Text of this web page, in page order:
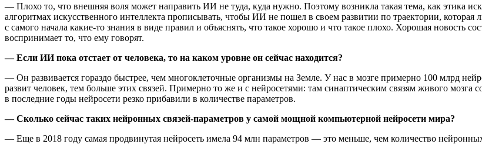
— Плохо то, что внешняя воля может направить ИИ не туда, куда нужно. Поэтому возникла такая тема, как этика
алгоритмах искусственного интеллекта прописывать, чтобы ИИ не пошел в своем развитии по траектории,
с самого начала какие-то знания в виде правил и объяснять, что такое хорошо и что такое плохо. Хорошая новость
воспринимает то, что ему говорят.
— Если ИИ пока отстает от человека, то на каком уровне он сейчас находится?
— Он развивается гораздо быстрее, чем многоклеточные организмы на Земле. У нас в мозге примерно 100 млрд
развит человек, тем больше этих связей. Примерно то же и с нейросетями: там синаптическим связям живого
в последние годы нейросети резко прибавили в количестве параметров.
— Сколько сейчас таких нейронных связей-параметров у самой мощной компьютерной нейросети мира?
— Еще в 2018 году самая продвинутая нейросеть имела 94 млн параметров — это меньше, чем количество